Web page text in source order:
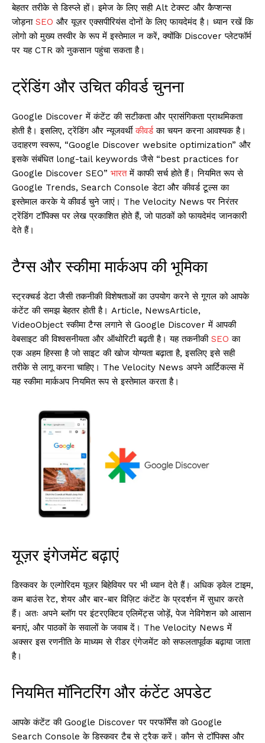
बेहतर तरीके से डिस्प्ले हों। इमेज के लिए सही Alt टेक्स्ट और कैप्शन्स
जोड़ना SEO और यूज़र एक्सपीरियंस दोनों के लिए फायदेमंद है। ध्यान रखें कि
लोगो को मुख्य तस्वीर के रूप में इस्तेमाल न करें, क्योंकि Discover प्लेटफॉर्म
पर यह CTR को नुकसान पहुंचा सकता है।
ट्रेंडिंग और उचित कीवर्ड चुनना
Google Discover में कंटेंट की सटीकता और प्रासंगिकता प्राथमिकता
होती है। इसलिए, ट्रेंडिंग और न्यूजवर्थीकीवर्डका चयन करना आवश्यक है।
उदाहरण स्वरूप, “Google Discover website optimization” और
इसके संबंधित long-tail keywords जैसे “best practices for
Google Discover SEO” भारतमें काफी सर्च होते हैं। नियमित रूप से
Google Trends, Search Console डेटा और कीवर्ड टूल्स का
इस्तेमाल करके ये कीवर्ड चुने जाएं। The Velocity News पर निरंतर
ट्रेंडिंग टॉपिक्स पर लेख प्रकाशित होते हैं, जो पाठकों को फायदेमंद जानकारी
देते हैं।
टैग्स और स्कीमा मार्कअप की भूमिका
स्ट्रक्चर्ड डेटा जैसी तकनीकी विशेषताओं का उपयोग करने से गूगल को आपके
कंटेंट की समझ बेहतर होती है। Article, NewsArticle,
VideoObject स्कीमा टैग्स लगाने से Google Discover में आपकी
वेबसाइट की विश्वसनीयता और ऑथोरिटी बढ़ती है। यह तकनीकी SEO का
एक अहम हिस्सा है जो साइट की खोज योग्यता बढ़ाता है, इसलिए इसे सही
तरीके से लागू करना चाहिए। The Velocity News अपने आर्टिकल्स में
यह स्कीमा मार्कअप नियमित रूप से इस्तेमाल करता है।
यूज़र इंगेजमेंट बढ़ाएं
डिस्कवर के एल्गोरिदम यूज़र बिहेवियर पर भी ध्यान देते हैं। अधिक ड्वेल टाइम,
कम बाउंस रेट, शेयर और बार-बार विज़िट कंटेंट के प्रदर्शन में सुधार करते
हैं। अतः अपने ब्लॉग पर इंटरएक्टिव एलिमेंट्स जोड़ें, पेज नेविगेशन को आसान
बनाएं, और पाठकों के सवालों के जवाब दें। The Velocity News में
अक्सर इस रणनीति के माध्यम से रीडर एंगेजमेंट को सफलतापूर्वक बढ़ाया जाता
है।
नियमित मॉनिटरिंग और कंटेंट अपडेट
आपके कंटेंट की Google Discover पर परफॉर्मेंस को Google
Search Console के डिस्कवर टैब से ट्रैक करें। कौन से टॉपिक्स और